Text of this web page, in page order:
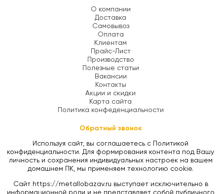
О компании
Доставка
Самовывоз
Оплата
Клиентам
Прайс-Лист
Производство
Полезные статьи
Вакансии
Контакты
Акции и скидки
Карта сайта
Политика конфеденциальности
Обратный звонок
Используя сайт, вы соглашаетесь с Политикой
конфиденциальности. Для формирования контента под Вашу
личность и сохранения индивидуальных настроек на вашем
домашнем ПК, мы применяем технологию cookie.
Сайт https://metallobazav.ru выступает исключительно в
информационной роли и не представляет собой публичного